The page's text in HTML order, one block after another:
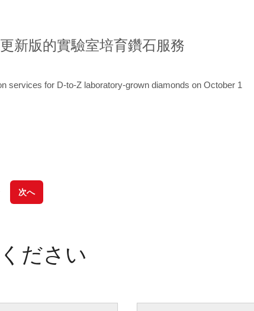
更新版的實驗室培育鑽石服務
services for D-to-Z laboratory-grown diamonds on October 1
次へ
ださい